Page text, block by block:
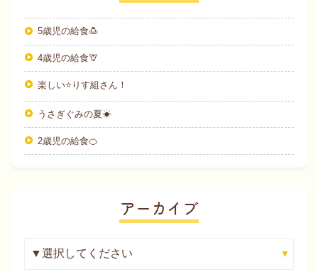
5歳児の給食🍮
4歳児の給食🦒
楽しい⭐りす組さん！
うさぎぐみの夏☀
2歳児の給食🍊
アーカイブ